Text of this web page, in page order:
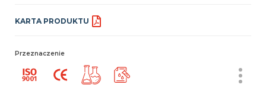
KARTA PRODUKTU
Przeznaczenie